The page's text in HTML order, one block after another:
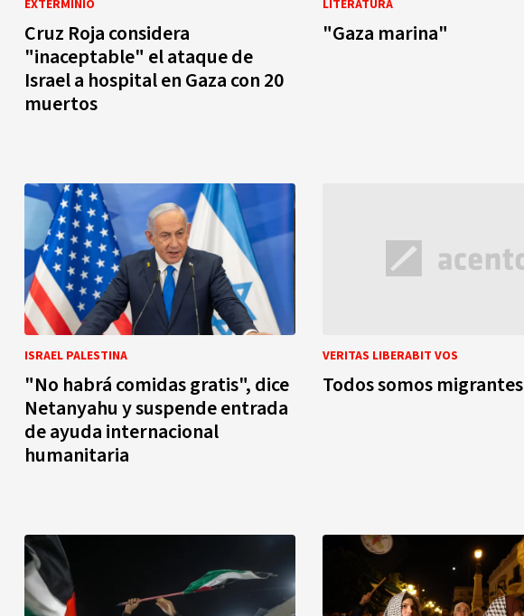
EXTERMINIO
Cruz Roja considera
"inaceptable" el ataque de
Israel a hospital en Gaza con 20
muertos
LITERATURA
"Gaza marina"
ISRAEL PALESTINA
"No habrá comidas gratis", dice
Netanyahu y suspende entrada
de ayuda internacional
humanitaria
VERITAS LIBERABIT VOS
Todos somos migrantes